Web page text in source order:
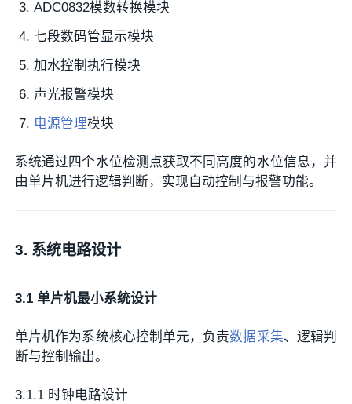
ADC0832模数转换模块
七段数码管显示模块
加水控制执行模块
声光报警模块
电源管理模块
系统通过四个水位检测点获取不同高度的水位信息，并
由单片机进行逻辑判断，实现自动控制与报警功能。
3. 系统电路设计
3.1 单片机最小系统设计
单片机作为系统核心控制单元，负责数据采集、逻辑判
断与控制输出。
3.1.1 时钟电路设计